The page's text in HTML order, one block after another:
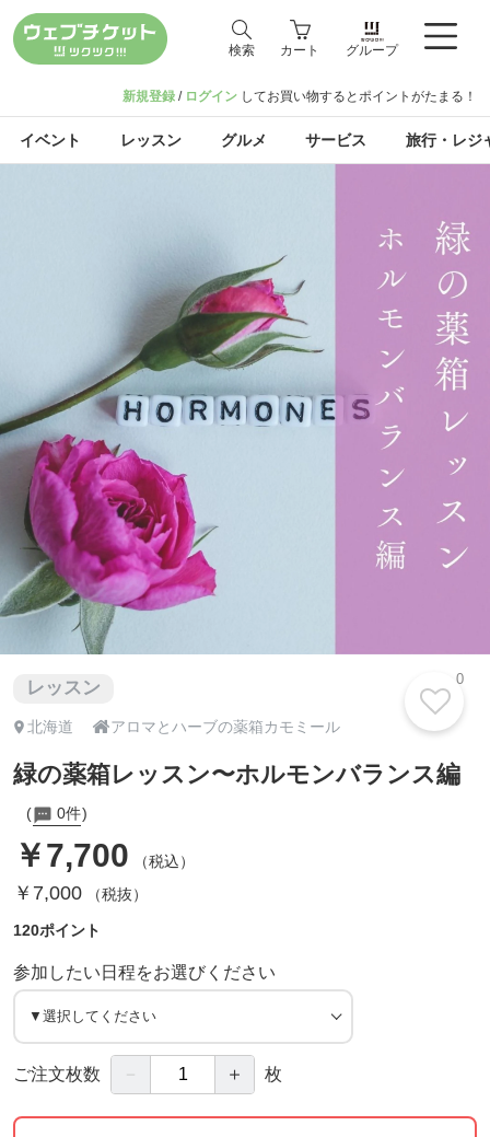
検索 カート グループ
新規登録 / ログイン してお買い物するとポイントがたまる！
イベント レッスン グルメ サービス 旅行・レジ
レッスン
北海道 アロマとハーブの薬箱カモミール
緑の薬箱レッスン〜ホルモンバランス編
0件
￥7,700 （税込）
￥7,000（税抜）
120ポイント
参加したい日程をお選びください
ご注文枚数 － ＋ 枚
0